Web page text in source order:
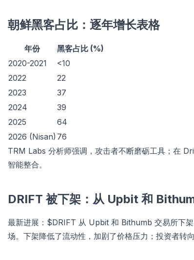
朝鲜黑客占比：逐年增长表格
年份
黑客占比 (%)
2020-2021
<10
2022
22
2023
37
2024
39
2025
64
2026 (Nisan) 76
TRM Labs 分析师强调，攻击者不断磨砺工具；在
智能整合。
DRIFT 被下架：从 Upbit 和
最新进展：$DRIFT 从 Upbit 和 Bithumb 交易所下
场。下架降低了流动性，加剧了价格压力；投资者转